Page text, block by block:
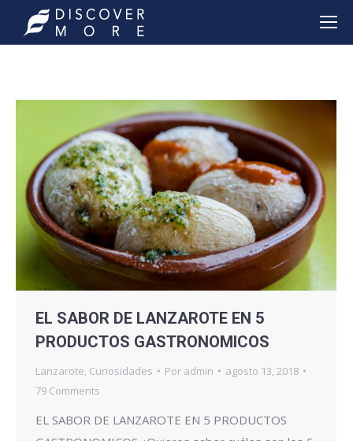
EL SABOR DE LANZAROTE EN 5
PRODUCTOS GASTRONOMICOS
Lanzarote Curiosidades Por admin
agosto 13, 2018
79 Comments
EL SABOR DE LANZAROTE EN 5 PRODUCTOS